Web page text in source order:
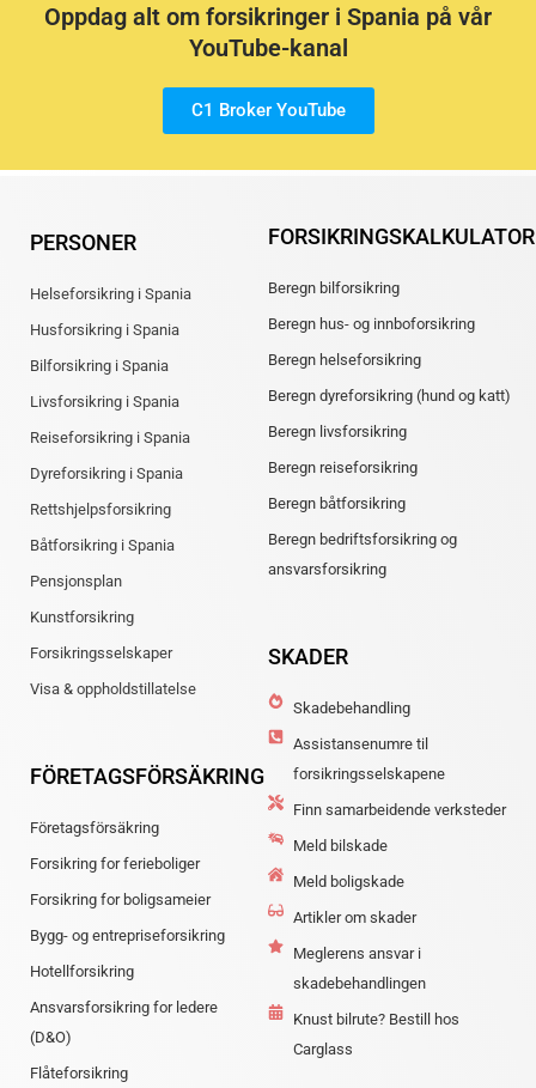
Oppdag alt om forsikringer i Spania på vår
YouTube-kanal
C1 Broker YouTube
PERSONER
Helseforsikring i Spania
Husforsikring i Spania
Bilforsikring i Spania
Livsforsikring i Spania
Reiseforsikring i Spania
Dyreforsikring i Spania
Rettshjelpsforsikring
Båtforsikring i Spania
Pensjonsplan
Kunstforsikring
Forsikringsselskaper
Visa & oppholdstillatelse
FÖRETAGSFÖRSÄKRING
Företagsförsäkring
Forsikring for ferieboliger
Forsikring for boligsameier
Bygg- og entrepriseforsikring
Hotellforsikring
Ansvarsforsikring for ledere
(D&O)
Flåteforsikring
FORSIKRINGSKALKULATOR
Beregn bilforsikring
Beregn hus- og innboforsikring
Beregn helseforsikring
Beregn dyreforsikring (hund og katt)
Beregn livsforsikring
Beregn reiseforsikring
Beregn båtforsikring
Beregn bedriftsforsikring og
ansvarsforsikring
SKADER
Skadebehandling
Assistanse­numre til
forsikringsselskapene
Finn samarbeidende verksteder
Meld bilskade
Meld boligskade
Artikler om skader
Meglerens ansvar i
skadebehandlingen
Knust bilrute? Bestill hos
Carglass